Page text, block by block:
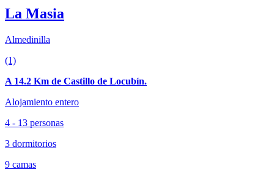
La Masia
Almedinilla
(1)
A 14.2 Km de Castillo de Locubín.
Alojamiento entero
4 - 13 personas
3 dormitorios
9 camas